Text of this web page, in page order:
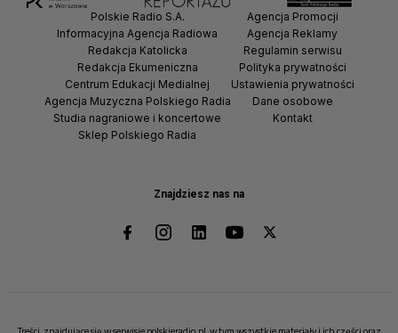
Znajdziesz nas na
Polskie Radio S.A.
Informacyjna Agencja Radiowa
Redakcja Katolicka
Redakcja Ekumeniczna
Centrum Edukacji Medialnej
Agencja Muzyczna Polskiego Radia
Studia nagraniowe i koncertowe
Sklep Polskiego Radia
Agencja Promocji
Agencja Reklamy
Regulamin serwisu
Polityka prywatności
Ustawienia prywatności
Dane osobowe
Kontakt